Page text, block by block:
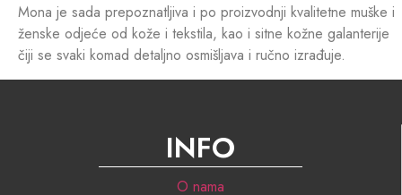
Mona je sada prepoznatljiva i po proizvodnji kvalitetne muške i
ženske odjeće od kože i tekstila, kao i sitne kožne galanterije
čiji se svaki komad detaljno osmišljava i ručno izrađuje.
INFO
O nama